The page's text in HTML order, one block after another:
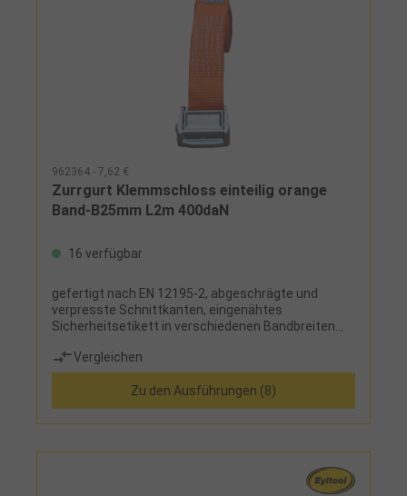
962364 - 7,62 €
Zurrgurt Klemmschloss einteilig orange
Band-B25mm L2m 400daN
16 verfügbar
gefertigt nach EN 12195-2, abgeschrägte und
verpresste Schnittkanten, eingenähtes
Sicherheitsetikett in verschiedenen Bandbreiten
Vergleichen
Zu den Ausführungen (8)